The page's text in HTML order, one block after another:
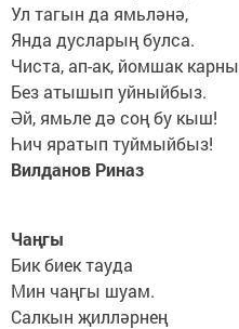
Ул тагын да ямьләнә,
Янда дусларың булса.
Чиста, ап-ак, йомшак карны
Без атышып уйныйбыз.
Әй, ямьле дә соң бу кыш!
Һич яратып туймыйбыз!
Вилданов Риназ
Чаңгы
Бик биек тауда
Мин чаңгы шуам.
Салкын җилләрнең